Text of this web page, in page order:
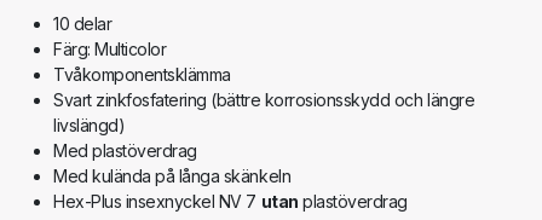
10 delar
Färg: Multicolor
Tvåkomponentsklämma
Svart zinkfosfatering (bättre korrosionsskydd och längre
livslängd)
Med plastöverdrag
Med kulända på långa skänkeln
Hex-Plus insexnyckel NV 7 utan plastöverdrag